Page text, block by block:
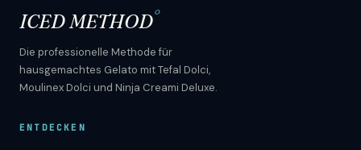
ICED METHOD°
Die professionelle Methode für
hausgemachtes Gelato mit Tefal Dolci,
Moulinex Dolci und Ninja Creami Deluxe.
ENTDECKEN